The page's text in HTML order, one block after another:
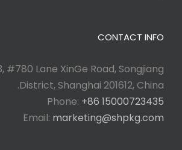
CONTACT INFO
#780 Lane XinGe Road, Songjiang
District, Shanghai 201612, China.
Phone: +86 15000723435
Email: marketing@shpkg.com